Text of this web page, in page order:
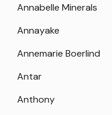
Annabelle Minerals
Annayake
Annemarie Boerlind
Antar
Anthony